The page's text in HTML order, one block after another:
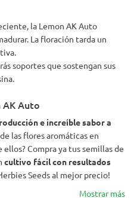
la Lemon AK Auto
La floración tarda un
soportes que sostengan sus
AK Auto
e increíble sabor a
las flores aromáticas en
Compra ya tus semillas de
cultivo fácil con resultados
Seeds al mejor precio!
Mostrar más